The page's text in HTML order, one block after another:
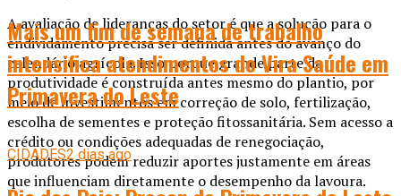
A avaliação de lideranças do setor é que a solução para o
endividamento precisa ser definida antes do avanço do
calendário agrícola. Isso porque grande parte da
produtividade é construída antes mesmo do plantio, por
meio de investimentos em correção de solo, fertilização,
escolha de sementes e proteção fitossanitária. Sem acesso a
crédito ou condições adequadas de renegociação,
produtores podem reduzir aportes justamente em áreas
que influenciam diretamente o desempenho da lavoura.
Mais um fim de semana de trabalho
intensifica atendimentos do Vira Saúde em
Primavera do Leste
CIDADES2 dias ago